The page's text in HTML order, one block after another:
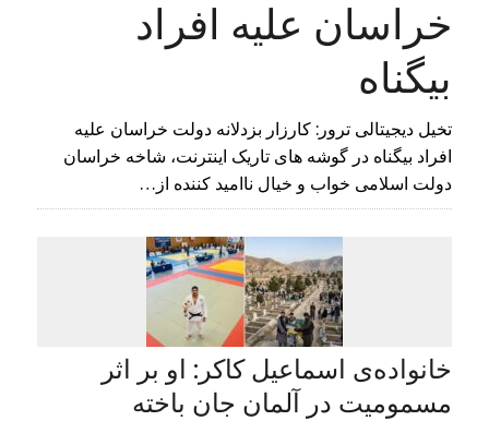
خراسان علیه افراد
بیگناه
تخیل دیجیتالی ترور: کارزار بزدلانه دولت خراسان علیه
افراد بیگناه در گوشه‌ های تاریک اینترنت، شاخه خراسان
دولت اسلامی خواب و خیال ناامید کننده از…
خانواده‌ی اسماعیل کاکر: او بر اثر
مسمومیت در آلمان جان باخته